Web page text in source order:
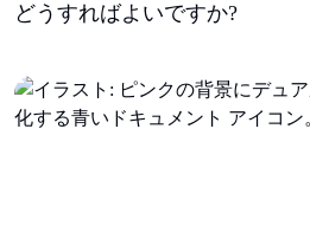
どうすればよいですか?